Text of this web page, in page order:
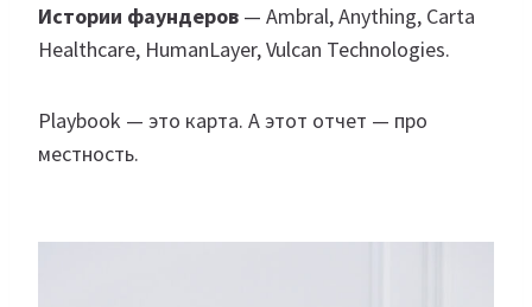
Истории фаундеров — Ambral, Anything, Carta
Healthcare, HumanLayer, Vulcan Technologies.
Playbook — это карта. А этот отчет — про
местность.